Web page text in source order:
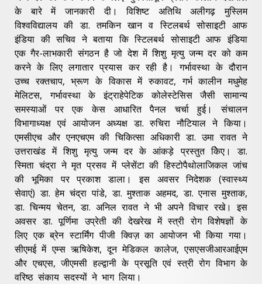
के बारे में जानकारी दी। विशिष्ट अतिथि अलीगढ़ मुस्लिम
विश्वविद्यालय की डा. तमकिन खान व स्टिलबर्थ सोसाइटी आफ
इंडिया की सचिव ने बताया कि स्टिलबर्थ सोसाइटी आफ इंडिया
एक गैर-लाभकारी संगठन है जो देश में शिशु मृत्यु जन्म दर को कम
करने के लिए लगातार प्रयास कर रही है। गर्भावस्था के दौरान
उच्च रक्तचाप, भ्रूण के विकास में रुकावट, गर्भ कालीन मधुमेह
मेलिटस, गर्भावस्था के इंट्राहेपेटिक कोलेस्टेसिस जैसी सामान्य
समस्याओं पर एक केस आधारित पैनल चर्चा हुई। संचालन
विभागाध्यक्ष एवं आयोजन अध्यक्ष डा. रुचिरा नौटियाल ने किया।
एमसीएच और एनएचएम की चिकित्सा अधिकारी डा. उमा रावत ने
उत्तराखंड में शिशु मृत्यु जन्म दर के आंकड़े प्रस्तुत किेए। डा.
स्मिता चंद्रा ने मृत प्रसव में प्लेसेंटा की हिस्टोपैथोलाजिकल जांच
की भूमिका पर प्रकाश डाला। इस अवसर निदेशक (स्वास्थ्य
सेवाएं) डा. हेम चंद्रा पांडे, डा. मुश्ताक अहमद, डा. एनास मुश्ताक,
डा. चिन्मय चेतन, डा. अनिल रावत ने भी अपने विचार रखे। इस
अवसर डा. पूर्णिमा उप्रेती की देखरेख में स्त्री रोग विशेषज्ञों के
लिए एक ब्रेन स्टार्मिंग पीजी क्विज़ का आयोजन भी किया गया।
सीएमई में एम्स ऋषिकेश, दून मेडिकल कालेज, एसएसजीआरआईएम
और एचएस, जीएमसी हल्द्वानी के प्रसूति एवं स्त्री रोग विभाग के
वरिष्ठ संकाय सदस्यों ने भाग लिया।